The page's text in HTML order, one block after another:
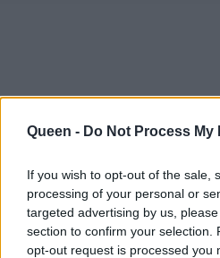
Queen - Do Not Process
If you wish to opt-out of the sale,
processing of your personal or
targeted advertising by us,
section to confirm your selection.
opt-out request is processed you
Σεναριακά είχε
δεν έγιναν δεκτές
έγινε εκείνη η γυναίκα